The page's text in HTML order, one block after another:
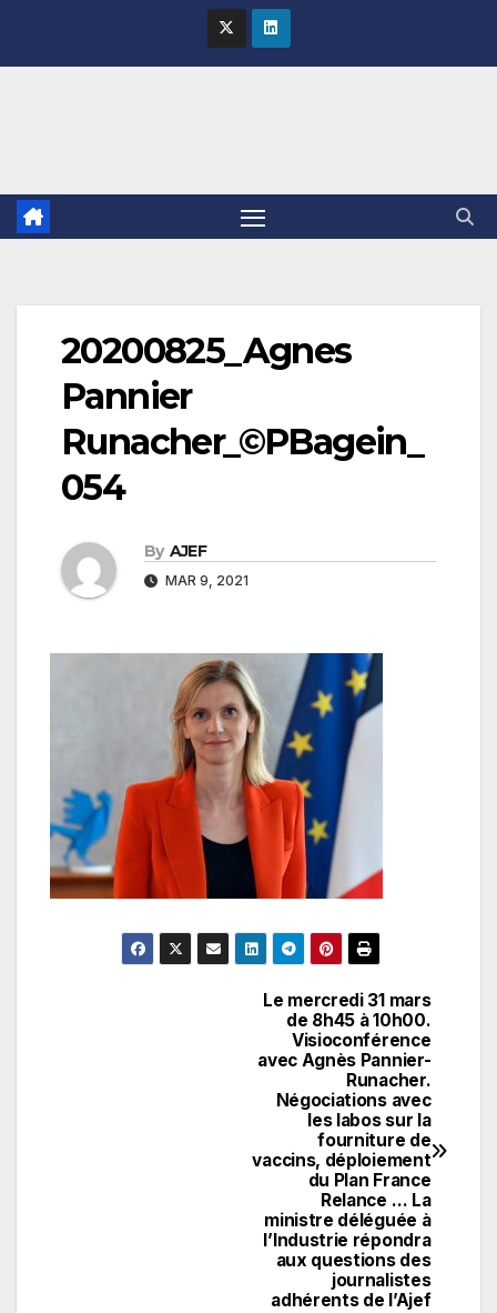
20200825_Agnes
Pannier
Runacher_©PBagein_
054
By AJEF
MAR 9, 2021
Le mercredi 31 mars
de 8h45 à 10h00.
Visioconférence
avec Agnès Pannier-
Runacher.
Négociations avec
les labos sur la
fourniture de
vaccins, déploiement
du Plan France
Relance … La
ministre déléguée à
l’Industrie répondra
aux questions des
journalistes
adhérents de l’Ajef